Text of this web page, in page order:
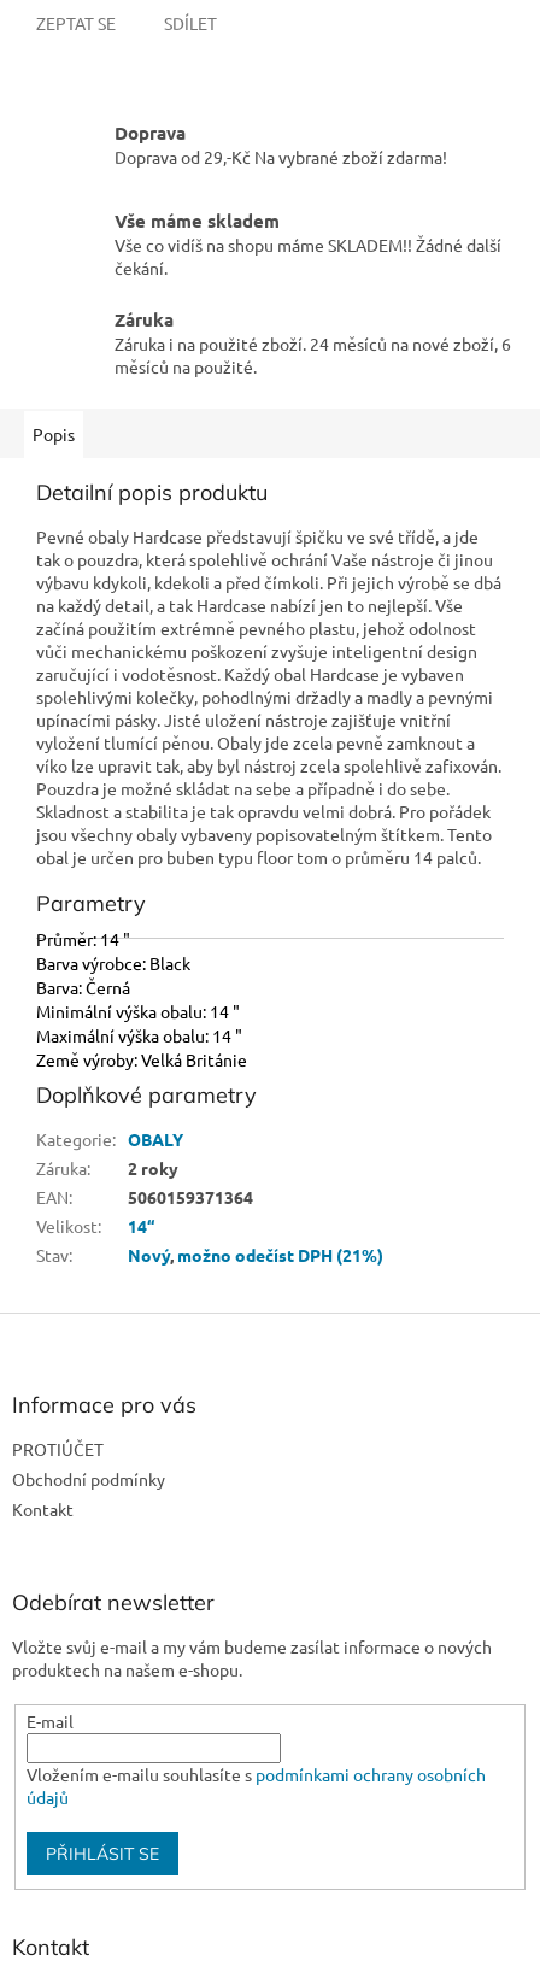
ZEPTAT SE SDÍLET
Doprava
Doprava od 29,-Kč Na vybrané zboží zdarma!
Vše máme skladem
Vše co vidíš na shopu máme SKLADEM!! Žádné další
čekání.
Záruka
Záruka i na použité zboží. 24 měsíců na nové zboží, 6
měsíců na použité.
Popis
Detailní popis produktu
Pevné obaly Hardcase představují špičku ve své třídě, a jde
tak o pouzdra, která spolehlivě ochrání Vaše nástroje či jinou
výbavu kdykoli, kdekoli a před čímkoli. Při jejich výrobě se dbá
na každý detail, a tak Hardcase nabízí jen to nejlepší. Vše
začíná použitím extrémně pevného plastu, jehož odolnost
vůči mechanickému poškození zvyšuje inteligentní design
zaručující i vodotěsnost. Každý obal Hardcase je vybaven
spolehlivými kolečky, pohodlnými držadly a madly a pevnými
upínacími pásky. Jisté uložení nástroje zajišťuje vnitřní
vyložení tlumící pěnou. Obaly jde zcela pevně zamknout a
víko lze upravit tak, aby byl nástroj zcela spolehlivě zafixován.
Pouzdra je možné skládat na sebe a případně i do sebe.
Skladnost a stabilita je tak opravdu velmi dobrá. Pro pořádek
jsou všechny obaly vybaveny popisovatelným štítkem. Tento
obal je určen pro buben typu floor tom o průměru 14 palců.
Parametry
Průměr: 14 "
Barva výrobce: Black
Barva: Černá
Minimální výška obalu: 14 "
Maximální výška obalu: 14 "
Země výroby: Velká Británie
Doplňkové parametry
Kategorie: OBALY
Záruka:
2 roky
EAN:
5060159371364
Velikost:
14“
Stav: Nový, možno odečíst DPH (21%)
Z
Informace pro vás
PROTIÚČET
Obchodní podmínky
Kontakt
Odebírat newsletter
Vložte svůj e-mail a my vám budeme zasílat informace o nových
produktech na našem e-shopu.
E-mail
Vložením e-mailu souhlasíte s podmínkami ochrany osobních
údajů
PŘIHLÁSIT SE
Kontakt